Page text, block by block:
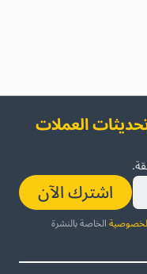
العملات
اشترك الآن
الخاصة بالنشرة